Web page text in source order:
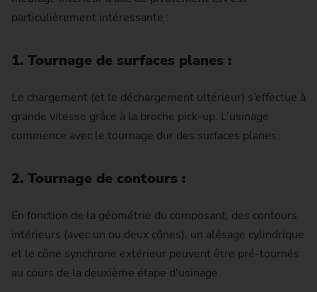
particulièrement intéressante :
1. Tournage de surfaces planes :
Le chargement (et le déchargement ultérieur) s’effectue à
grande vitesse grâce à la broche pick-up. L’usinage
commence avec le tournage dur des surfaces planes.
2. Tournage de contours :
En fonction de la géométrie du composant, des contours
intérieurs (avec un ou deux cônes), un alésage cylindrique
et le cône synchrone extérieur peuvent être pré-tournés
au cours de la deuxième étape d'usinage.